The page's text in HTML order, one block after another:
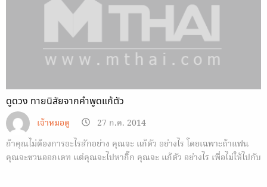
ดูดวง ทายนิสัยจากคำพูดแก้ตัว
เจ้าหมอดู
27 ก.ค. 2014
ถ้าคุณไม่ต้องการอะไรสักอย่าง คุณจะ แก้ตัว อย่างไร โดยเฉพาะถ้าแฟน
คุณจะชวนออกเดท แต่คุณจะไปหากิ๊ก คุณจะ แก้ตัว อย่างไร เพื่อไม่ให้ไปกับ